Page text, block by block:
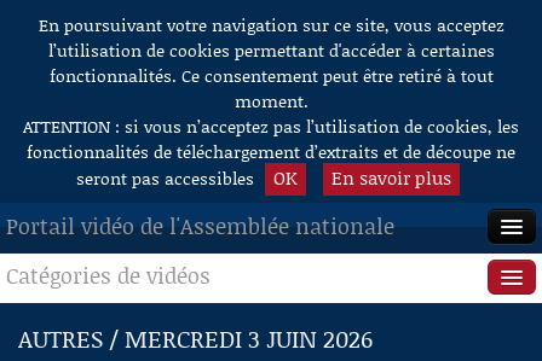
Aller au contenu
En poursuivant votre navigation sur ce site, vous acceptez
l’utilisation de cookies permettant d'accéder à certaines
fonctionnalités. Ce consentement peut être retiré à tout
moment.
ATTENTION : si vous n’acceptez pas l’utilisation de cookies, les
fonctionnalités de téléchargement d’extraits et de découpe ne
seront pas accessibles
OK En savoir plus
Portail vidéo de l'Assemblée nationale
ACCUEIL
EN DIRECT
Catégories de vidéos
Séance publique
AUTRES / MERCREDI 3 JUIN 2026